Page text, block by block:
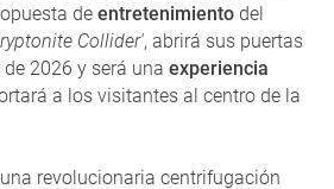
de entretenimiento del
Collider', abrirá sus puertas
de 2026 y será una experiencia
a los visitantes al centro de la
revolucionaria centrifugación